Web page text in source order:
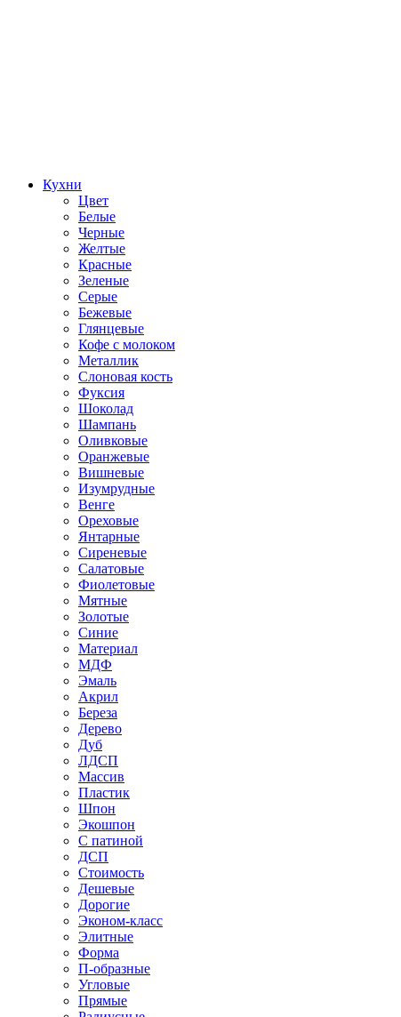
Кухни
Цвет
Белые
Черные
Желтые
Красные
Зеленые
Серые
Бежевые
Глянцевые
Кофе с молоком
Металлик
Слоновая кость
Фуксия
Шоколад
Шампань
Оливковые
Оранжевые
Вишневые
Изумрудные
Венге
Ореховые
Янтарные
Сиреневые
Салатовые
Фиолетовые
Мятные
Золотые
Синие
Материал
МДФ
Эмаль
Акрил
Береза
Дерево
Дуб
ЛДСП
Массив
Пластик
Шпон
Экошпон
С патиной
ДСП
Стоимость
Дешевые
Дорогие
Эконом-класс
Элитные
Форма
П-образные
Угловые
Прямые